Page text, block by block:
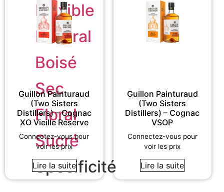
Flexible
Minéral
Boisé
Sec
Floral
Sucré
Spécificité
Guillon Painturaud
(Two Sisters
Distillers) – Cognac
XO Vieille Réserve
Connectez-vous pour
voir les prix
Lire la suite
Guillon Painturaud
(Two Sisters
Distillers) – Cognac
VSOP
Connectez-vous pour
voir les prix
Lire la suite